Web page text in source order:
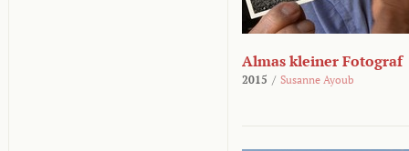
Almas kleiner Fotograf
2015 / Susanne Ayoub